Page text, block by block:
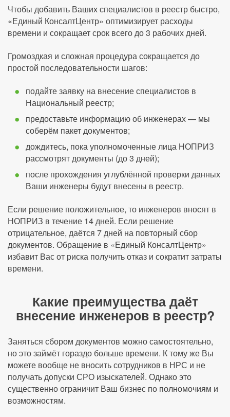
Чтобы добавить Ваших специалистов в реестр быстро,
«Единый КонсалтЦентр» оптимизирует расходы
времени и сокращает срок всего до 3 рабочих дней.
Громоздкая и сложная процедура сокращается до
простой последовательности шагов:
подайте заявку на внесение специалистов в
Национальный реестр;
предоставьте информацию об инженерах — мы
соберём пакет документов;
дождитесь, пока уполномоченные лица НОПРИЗ
рассмотрят документы (до 3 дней);
после прохождения углублённой проверки данных
Ваши инженеры будут внесены в реестр.
Если решение положительное, то инженеров вносят в
НОПРИЗ в течение 14 дней. Если решение
отрицательное, даётся 7 дней на повторный сбор
документов. Обращение в «Единый КонсалтЦентр»
избавит Вас от риска получить отказ и сократит затраты
времени.
Какие преимущества даёт
внесение инженеров в реестр?
Заняться сбором документов можно самостоятельно,
но это займёт гораздо больше времени. К тому же Вы
можете вообще не вносить сотрудников в НРС и не
получать допуски СРО изыскателей. Однако это
существенно ограничит Ваш бизнес по полномочиям и
возможностям.